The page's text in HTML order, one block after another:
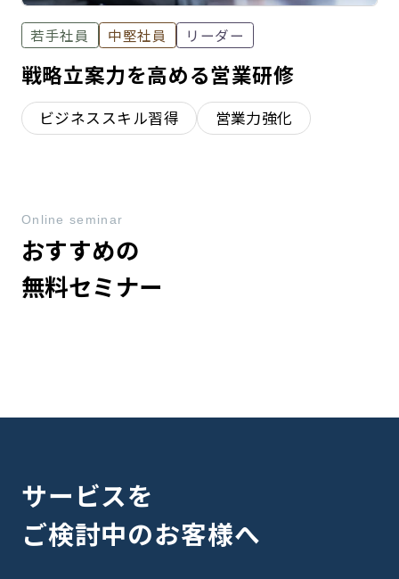
若手社員 中堅社員 リーダー
戦略立案力を高める営業研修
ビジネススキル習得 営業力強化
おすすめの
無料セミナー
Online seminar
サービスを
ご検討中のお客様へ